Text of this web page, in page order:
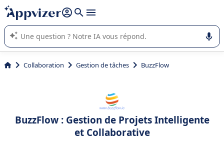
répondre (plusieurs lignes avec
L'IA de Appvizer vous guide dans l'utilisation ou la sélection de
logiciel SaaS en entreprise.
Collaboration Gestion de tâches BuzzFlow
BuzzFlow : Gestion de Projets Intelligente
et Collaborative